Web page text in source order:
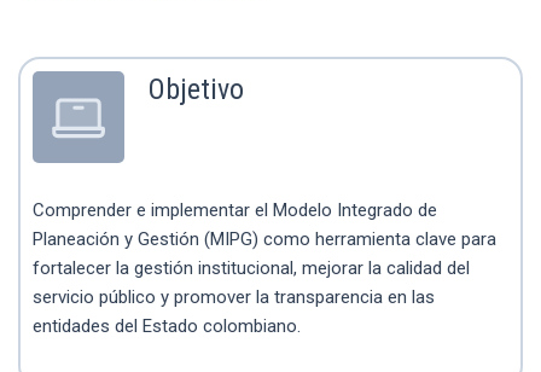
Objetivo
Comprender e implementar el Modelo Integrado de
Planeación y Gestión (MIPG) como herramienta clave para
fortalecer la gestión institucional, mejorar la calidad del
servicio público y promover la transparencia en las
entidades del Estado colombiano.